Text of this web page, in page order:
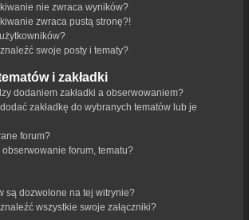
nie zwraca wyników?
zwraca pustą stronę?!
swoje posty i tematy?
i zakładki
dodaniem zakładki a obserwowaniem?
zakładkę do wybranych tematów lub je
forum?
forum, tematu?
są dozwolone na tej witrynie?
wszystkie swoje załączniki?